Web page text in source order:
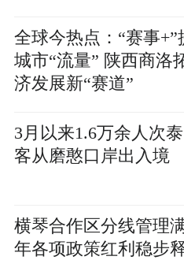
全球今热点：“赛事+”
城市“流量” 陕西商洛
济发展新“赛道”
3月以来1.6万余人次
客从磨憨口岸出入境
横琴合作区分线管理
年各项政策红利稳步